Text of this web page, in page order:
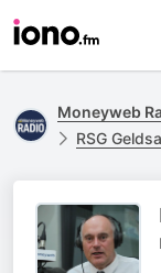
Moneyweb
RSG